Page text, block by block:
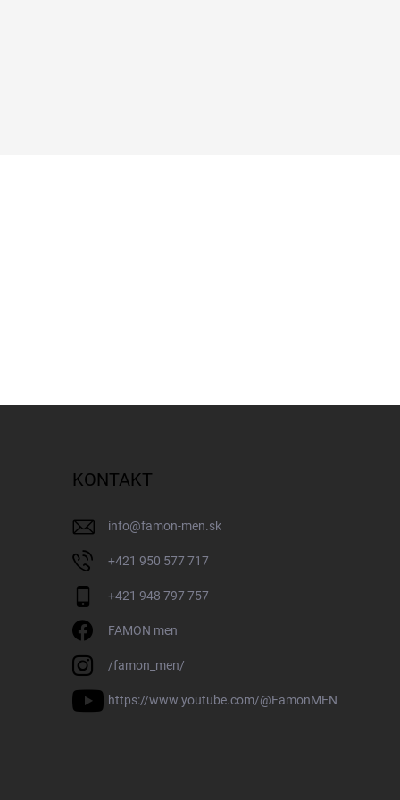
KONTAKT
info@famon-men.sk
+421 950 577 717
+421 948 797 757
FAMON men
/famon_men/
https://www.youtube.com/@FamonMEN